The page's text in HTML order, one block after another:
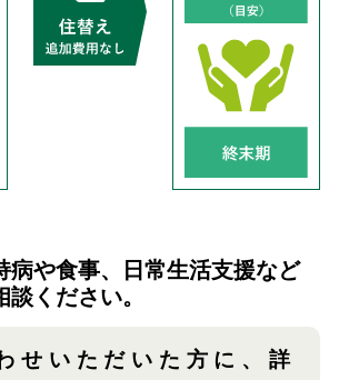
病や食事、日常生活支援など
ください。
せいただいた方に、 詳